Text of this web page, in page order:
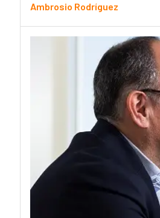
Ambrosio Rodríguez